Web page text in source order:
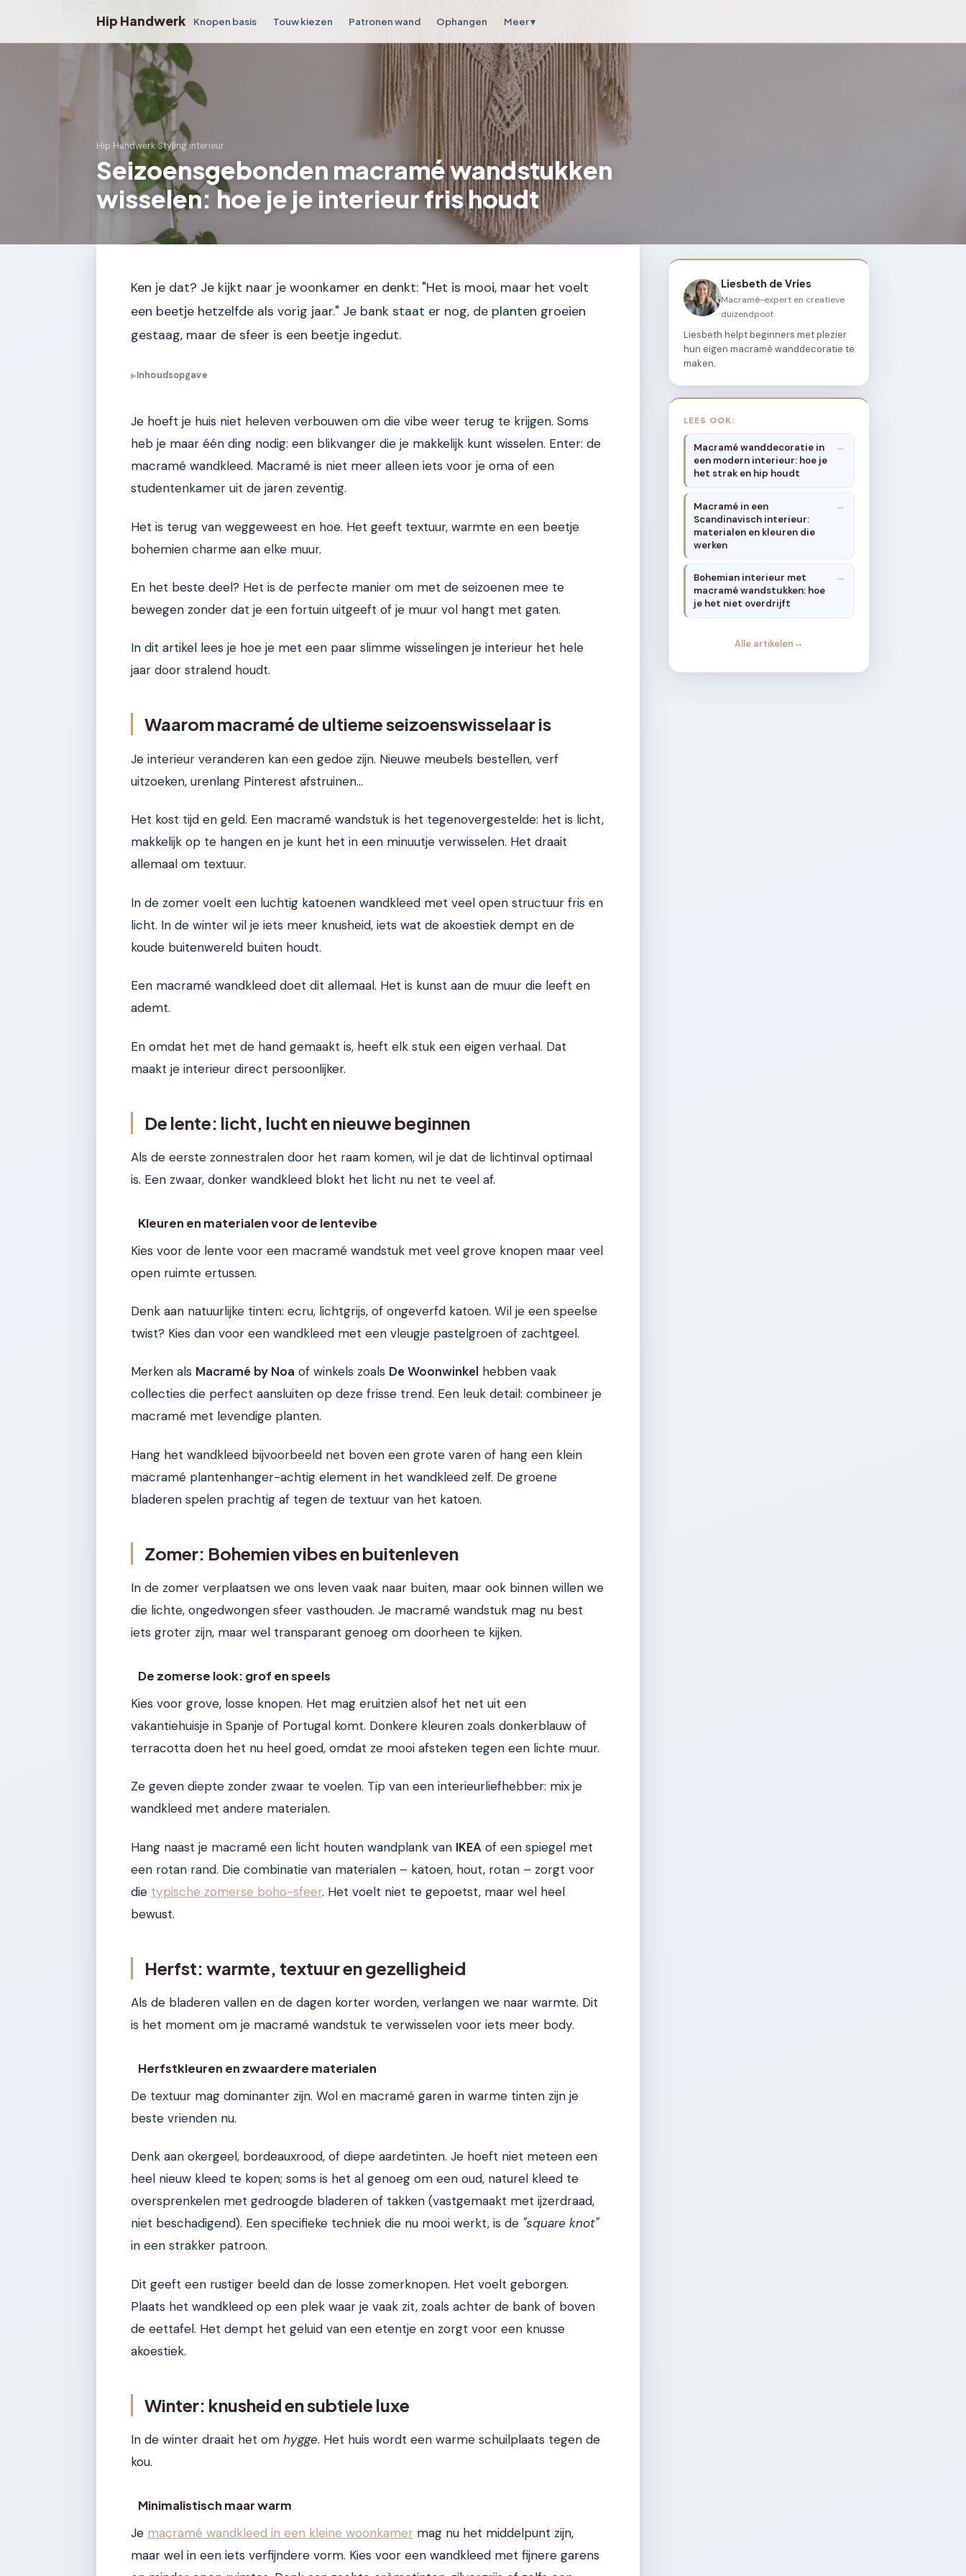
Hip Handwerk Knopen basis Touw kiezen Patronen wand Ophangen Meer ▾
Hip Handwerk›Styling interieur
Seizoensgebonden macramé wandstukken
wisselen: hoe je je interieur fris houdt
Ken je dat? Je kijkt naar je woonkamer en denkt: "Het is mooi, maar het voelt
een beetje hetzelfde als vorig jaar." Je bank staat er nog, de planten groeien
gestaag, maar de sfeer is een beetje ingedut.
▶Inhoudsopgave
Je hoeft je huis niet heleven verbouwen om die vibe weer terug te krijgen. Soms
heb je maar één ding nodig: een blikvanger die je makkelijk kunt wisselen. Enter: de
macramé wandkleed. Macramé is niet meer alleen iets voor je oma of een
studentenkamer uit de jaren zeventig.
Het is terug van weggeweest en hoe. Het geeft textuur, warmte en een beetje
bohemien charme aan elke muur.
En het beste deel? Het is de perfecte manier om met de seizoenen mee te
bewegen zonder dat je een fortuin uitgeeft of je muur vol hangt met gaten.
In dit artikel lees je hoe je met een paar slimme wisselingen je interieur het hele
jaar door stralend houdt.
Waarom macramé de ultieme seizoenswisselaar is
Je interieur veranderen kan een gedoe zijn. Nieuwe meubels bestellen, verf
uitzoeken, urenlang Pinterest afstruinen...
Het kost tijd en geld. Een macramé wandstuk is het tegenovergestelde: het is licht,
makkelijk op te hangen en je kunt het in een minuutje verwisselen. Het draait
allemaal om textuur.
In de zomer voelt een luchtig katoenen wandkleed met veel open structuur fris en
licht. In de winter wil je iets meer knusheid, iets wat de akoestiek dempt en de
koude buitenwereld buiten houdt.
Een macramé wandkleed doet dit allemaal. Het is kunst aan de muur die leeft en
ademt.
En omdat het met de hand gemaakt is, heeft elk stuk een eigen verhaal. Dat
maakt je interieur direct persoonlijker.
De lente: licht, lucht en nieuwe beginnen
Als de eerste zonnestralen door het raam komen, wil je dat de lichtinval optimaal
is. Een zwaar, donker wandkleed blokt het licht nu net te veel af.
Kleuren en materialen voor de lentevibe
Kies voor de lente voor een macramé wandstuk met veel grove knopen maar veel
open ruimte ertussen.
Denk aan natuurlijke tinten: ecru, lichtgrijs, of ongeverfd katoen. Wil je een speelse
twist? Kies dan voor een wandkleed met een vleugje pastelgroen of zachtgeel.
Merken als Macramé by Noa of winkels zoals De Woonwinkel hebben vaak
collecties die perfect aansluiten op deze frisse trend. Een leuk detail: combineer je
macramé met levendige planten.
Hang het wandkleed bijvoorbeeld net boven een grote varen of hang een klein
macramé plantenhanger-achtig element in het wandkleed zelf. De groene
bladeren spelen prachtig af tegen de textuur van het katoen.
Zomer: Bohemien vibes en buitenleven
In de zomer verplaatsen we ons leven vaak naar buiten, maar ook binnen willen we
die lichte, ongedwongen sfeer vasthouden. Je macramé wandstuk mag nu best
iets groter zijn, maar wel transparant genoeg om doorheen te kijken.
De zomerse look: grof en speels
Kies voor grove, losse knopen. Het mag eruitzien alsof het net uit een
vakantiehuisje in Spanje of Portugal komt. Donkere kleuren zoals donkerblauw of
terracotta doen het nu heel goed, omdat ze mooi afsteken tegen een lichte muur.
Ze geven diepte zonder zwaar te voelen. Tip van een interieurliefhebber: mix je
wandkleed met andere materialen.
Hang naast je macramé een licht houten wandplank van IKEA of een spiegel met
een rotan rand. Die combinatie van materialen – katoen, hout, rotan – zorgt voor
die typische zomerse boho-sfeer. Het voelt niet te gepoetst, maar wel heel
bewust.
Herfst: warmte, textuur en gezelligheid
Als de bladeren vallen en de dagen korter worden, verlangen we naar warmte. Dit
is het moment om je macramé wandstuk te verwisselen voor iets meer body.
Herfstkleuren en zwaardere materialen
De textuur mag dominanter zijn. Wol en macramé garen in warme tinten zijn je
beste vrienden nu.
Denk aan okergeel, bordeauxrood, of diepe aardetinten. Je hoeft niet meteen een
heel nieuw kleed te kopen; soms is het al genoeg om een oud, naturel kleed te
oversprenkelen met gedroogde bladeren of takken (vastgemaakt met ijzerdraad,
niet beschadigend). Een specifieke techniek die nu mooi werkt, is de "square knot"
in een strakker patroon.
Dit geeft een rustiger beeld dan de losse zomerknopen. Het voelt geborgen.
Plaats het wandkleed op een plek waar je vaak zit, zoals achter de bank of boven
de eettafel. Het dempt het geluid van een etentje en zorgt voor een knusse
akoestiek.
Winter: knusheid en subtiele luxe
In de winter draait het om hygge. Het huis wordt een warme schuilplaats tegen de
kou.
Minimalistisch maar warm
Je macramé wandkleed in een kleine woonkamer mag nu het middelpunt zijn,
maar wel in een iets verfijndere vorm. Kies voor een wandkleed met fijnere garens
Liesbeth de Vries
Macramé-expert en creatieve
duizendpoot
Liesbeth helpt beginners met plezier
hun eigen macramé wanddecoratie te
maken.
LEES OOK:
Macramé wanddecoratie in
een modern interieur: hoe je
het strak en hip houdt
Macramé in een
Scandinavisch interieur:
materialen en kleuren die
werken
Bohemian interieur met
macramé wandstukken: hoe
je het niet overdrijft
Alle artikelen